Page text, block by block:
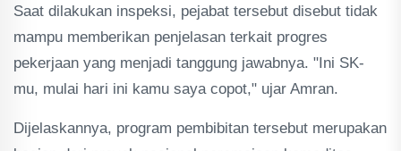
Saat dilakukan inspeksi, pejabat tersebut disebut tidak
mampu memberikan penjelasan terkait progres
pekerjaan yang menjadi tanggung jawabnya. "Ini SK-
mu, mulai hari ini kamu saya copot," ujar Amran.
Dijelaskannya, program pembibitan tersebut merupakan